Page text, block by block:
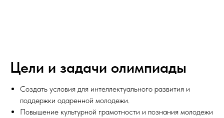
Цели и задачи олимпиады
Создать условия для интеллектуального развития и
поддержки одаренной молодежи.
Повышение культурной грамотности и познания молодежи